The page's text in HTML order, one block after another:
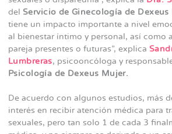
del Servicio de Ginecología de
tiene un impacto importante a nivel
al bienestar íntimo y personal, así como
pareja presentes o futuras”, explica
Lumbreras, psicooncóloga y
Psicología de Dexeus Mujer.
De acuerdo con algunos estudios, más
interés en recibir atención médica para
sexuales, pero tan solo 1 de cada 3